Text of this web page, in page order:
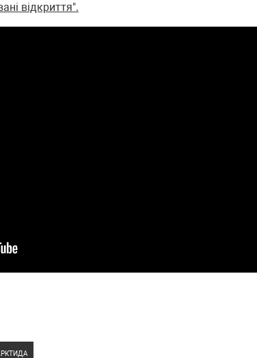
відкриття".